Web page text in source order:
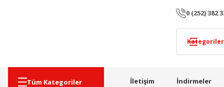
0 (252) 382
Tüm Kategoriler İletişim İndirmeler